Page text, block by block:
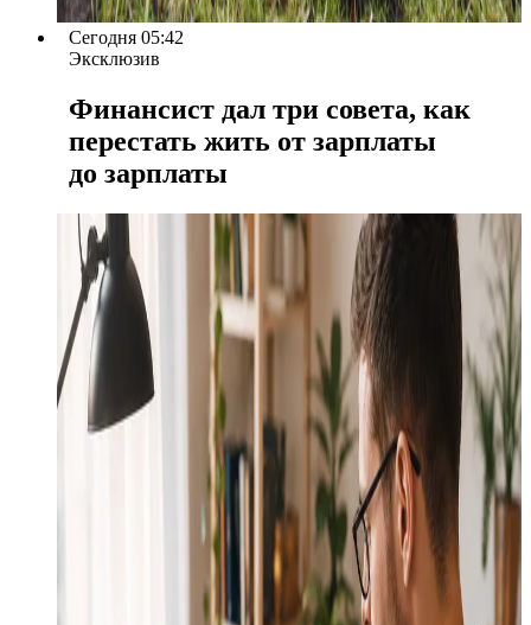
Сегодня 05:42
Эксклюзив
Финансист дал три совета, как
перестать жить от зарплаты
до зарплаты